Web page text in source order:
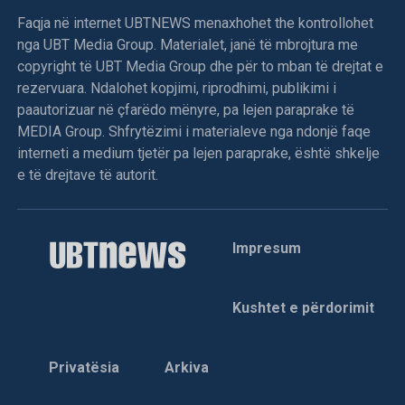
arrestoi disa veprimtarë të LDK-së e të KMDLNJ-së.
RELATED TOPICS:
UP NEXT
Gjendet pa shenja jete një person në Fushë Kosovë, rasti
nën hetime
DON'T MISS
Bogujevci viziton ekspozitën “Sy më Sy”, vlerëson
dhunës seksuale
Vushtrri: Gjatë sulmit serb në Pantinë u vra Jeton
Tërstena (24)
Forca të ushtrisë serbe granatuan sot fshatin Pantinë të
Vushtrrisë.
tjerë, jeta e të cilëve nuk është në rrezik.
Frashër. Varrimi i Jeton Tërstenës bëhet sot në orën 18 në
Faqja në internet UBTNEWS menaxhohet the kontrollohet
nga UBT Media Group. Materialet, janë të mbrojtura me
copyright të UBT Media Group dhe për to mban të drejtat e
rezervuara. Ndalohet kopjimi, riprodhimi, publikimi i
paautorizuar në çfarëdo mënyre, pa lejen paraprake të
MEDIA Group. Shfrytëzimi i materialeve nga ndonjë faqe
interneti a medium tjetër pa lejen paraprake, është shkelje
e të drejtave të autorit.
Impresum
Kushtet e përdorimit
Privatësia Arkiva